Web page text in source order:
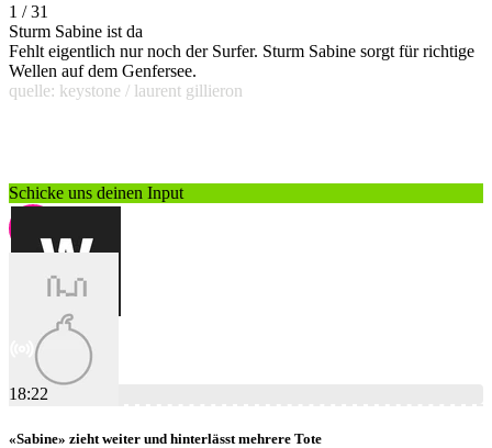
1 / 31
Sturm Sabine ist da
Fehlt eigentlich nur noch der Surfer. Sturm Sabine sorgt für richtige
Wellen auf dem Genfersee.
quelle: keystone / laurent gillieron
Schicke uns deinen Input
18:22
«Sabine» zieht weiter und hinterlässt mehrere Tote